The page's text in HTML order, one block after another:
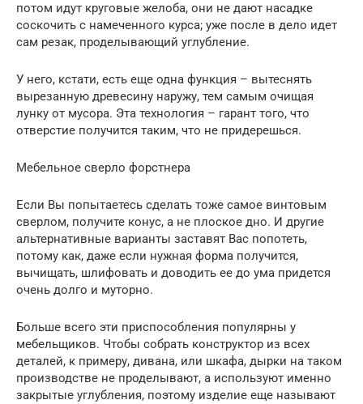
потом идут круговые желоба, они не дают насадке
соскочить с намеченного курса; уже после в дело идет
сам резак, проделывающий углубление.
У него, кстати, есть еще одна функция – вытеснять
вырезанную древесину наружу, тем самым очищая
лунку от мусора. Эта технология – гарант того, что
отверстие получится таким, что не придерешься.
Мебельное сверло форстнера
Если Вы попытаетесь сделать тоже самое винтовым
сверлом, получите конус, а не плоское дно. И другие
альтернативные варианты заставят Вас попотеть,
потому как, даже если нужная форма получится,
вычищать, шлифовать и доводить ее до ума придется
очень долго и муторно.
Больше всего эти приспособления популярны у
мебельщиков. Чтобы собрать конструктор из всех
деталей, к примеру, дивана, или шкафа, дырки на таком
производстве не проделывают, а используют именно
закрытые углубления, поэтому изделие еще называют